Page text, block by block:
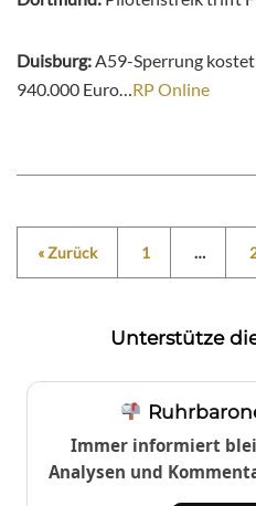
Duisburg:A59-Sperrung
940.000 Euro…RP Online
« Zurück 1 …
Unterstütze
Immer informiert
Analysen und